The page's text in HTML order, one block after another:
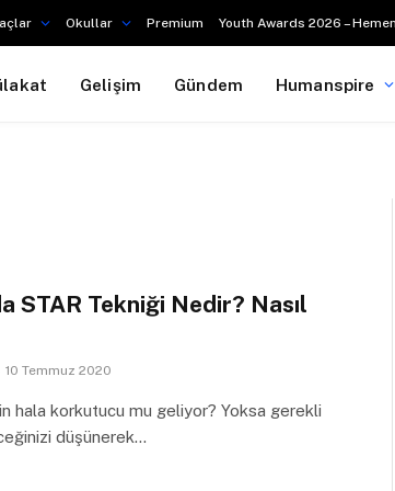
Okullar Premium Youth Awards 2026 –
Gelişim Gündem Humanspire
STAR Tekniği Nedir? Nasıl
10 Temmuz 2020
hala korkutucu mu geliyor? Yoksa gerekli
düşünerek…